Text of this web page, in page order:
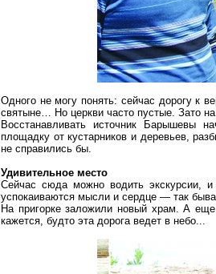
Одного не могу понять: сейчас дорогу к
святыне… Но церкви часто пустые. Зато
Восстанавливать источник
Барышевы
площадку от кустарников и деревьев,
не справились бы.
Удивительное место
Сейчас сюда можно водить экскурсии,
успокаиваются мысли и сердце — так
На пригорке заложили новый храм. А
кажется, будто эта дорога ведет в небо...